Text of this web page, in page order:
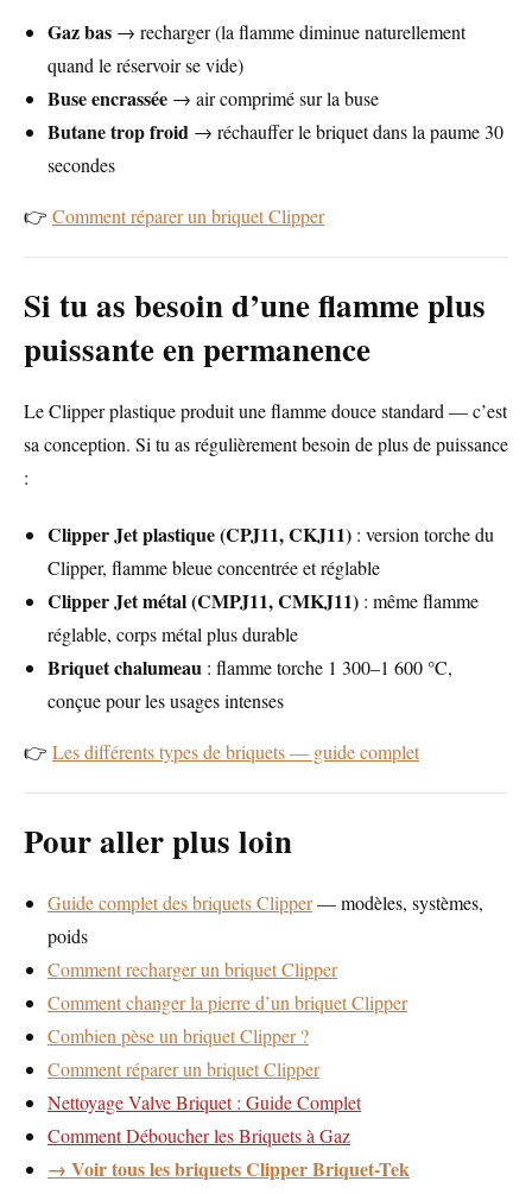
Gaz bas → recharger (la flamme diminue naturellement
quand le réservoir se vide)
Buse encrassée → air comprimé sur la buse
Butane trop froid → réchauffer le briquet dans la paume 30
secondes
👉 Comment réparer un briquet Clipper
Si tu as besoin d’une flamme plus
puissante en permanence
Le Clipper plastique produit une flamme douce standard — c’est
sa conception. Si tu as régulièrement besoin de plus de puissance
:
Clipper Jet plastique (CPJ11, CKJ11) : version torche du
Clipper, flamme bleue concentrée et réglable
Clipper Jet métal (CMPJ11, CMKJ11) : même flamme
réglable, corps métal plus durable
Briquet chalumeau : flamme torche 1 300–1 600 °C,
conçue pour les usages intenses
👉 Les différents types de briquets — guide complet
Pour aller plus loin
Guide complet des briquets Clipper— modèles, systèmes,
poids
Comment recharger un briquet Clipper
Comment changer la pierre d’un briquet Clipper
Combien pèse un briquet Clipper ?
Comment réparer un briquet Clipper
Nettoyage Valve Briquet : Guide Complet
Comment Déboucher les Briquets à Gaz
→ Voir tous les briquets Clipper Briquet-Tek